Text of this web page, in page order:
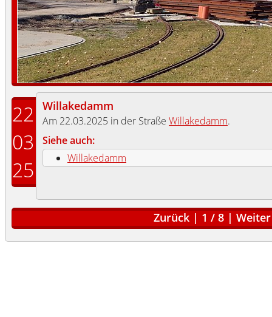
22
03
25
Willakedamm
Am 22.03.2025 in der Straße Willakedamm.
Siehe auch:
Willakedamm
Zurück | 1 / 8 | Weiter